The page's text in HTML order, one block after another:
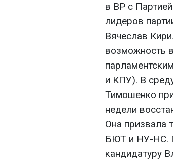
в ВР с
лидеров
Вячеслав
возможность
и КПУ). В
Тимошенко
недели
Она призвала
БЮТ и НУ-НС.
кандидатуру